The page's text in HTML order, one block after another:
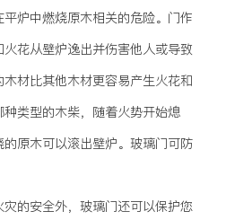
炉中燃烧原木相关的危险。门作
花从壁炉逸出并伤害他人或导致
材比其他木材更容易产生火花和
类型的木柴，随着火势开始熄
原木可以滚出壁炉。玻璃门可防
的安全外，玻璃门还可以保护您